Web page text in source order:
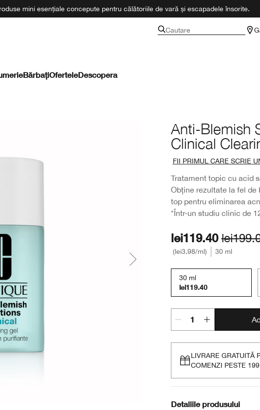
mini esențiale concepute pentru călătoriile de vară și escapadele însorite.
Cautare
BărbațiOferteleDescopera
Anti-Blemish
Clinical
FII PRIMUL CARE SCRIE
Tratament topic cu acid
Obține rezultate la fel de
top pentru eliminarea
*Într-un studiu clinic de
lei119.40
lei3.98/ml 30 ml
30 ml
lei119.40
LIVRARE GRATUITĂ
COMENZI PESTE
Detaliile produsului